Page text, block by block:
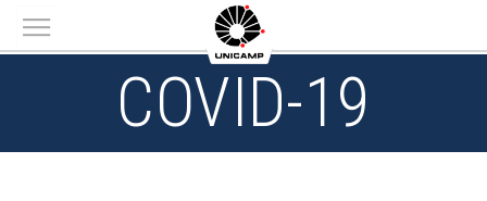
Main menu
COVID-19